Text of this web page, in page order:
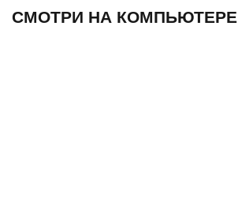
СМОТРИ НА КОМПЬЮТЕРЕ